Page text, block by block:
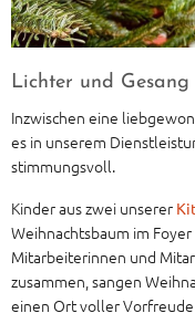
Lichter und
Inzwischen eine
es in unserem
stimmungsvoll.
Kinder aus zwei unserer
Weihnachtsbaum im
Mitarbeiterinnen und
zusammen, sangen
einen Ort voller